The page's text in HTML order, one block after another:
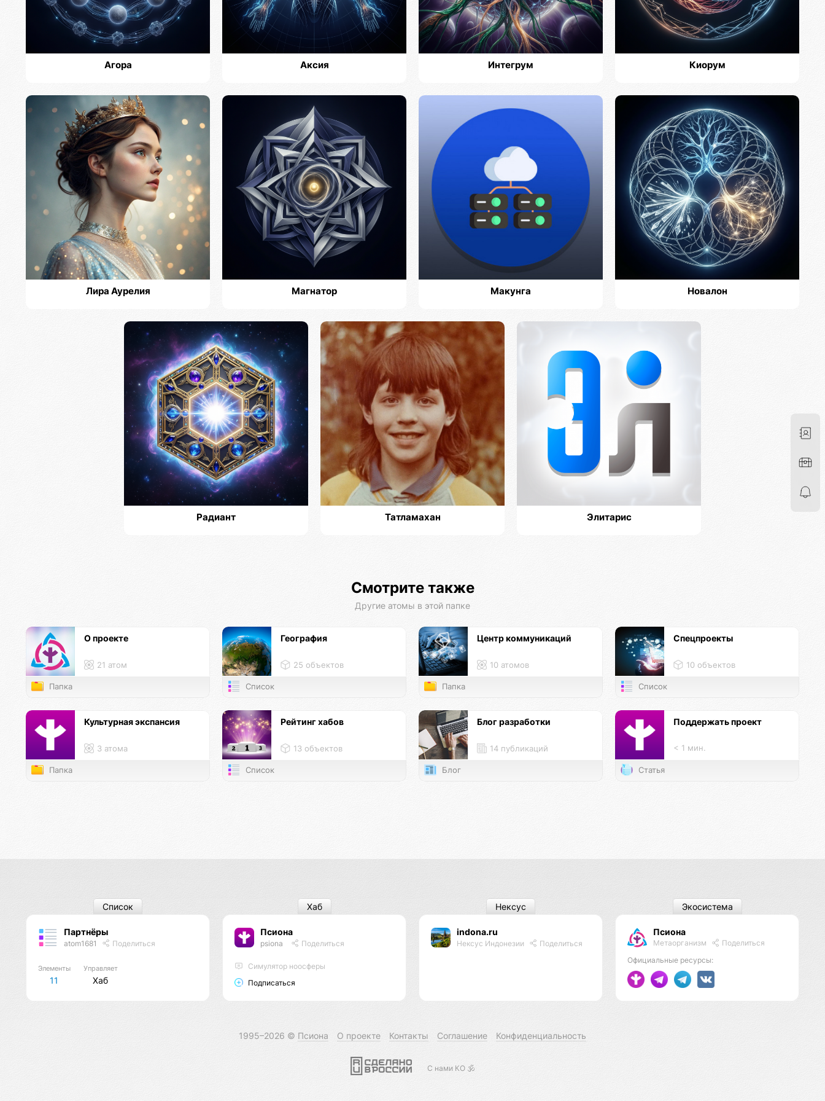
Агора Аксия Интегрум Киорум
Лира Аурелия Магнатор Макунга Новалон
Радиант Татламахан Элитарис
Смотрите также
Другие атомы в этой папке
О проекте
21 атом
Папка
География
25 объектов
Список
Центр коммуникаций
10 атомов
Папка
Спецпроекты
10 объектов
Список
Культурная экспансия
3 атома
Папка
Рейтинг хабов
13 объектов
Список
Блог разработки
14 публикаций
Блог
Поддержать проект
< 1 мин.
Статья
Партнёры
atom1681 Поделиться
Элементы
11
Управляет
Хаб
Список
Псиона
psiona Поделиться
Cимулятор ноосферы
Подписаться
Хаб
indona.ru
Нексус Индонезии Поделиться
Нексус
Псиона
Метаорганизм
Поделиться
Официальные ресурсы:
Экосистема
1995–2026 © Псиона О проекте Контакты Соглашение Конфиденциальность
С нами КО 🕉️